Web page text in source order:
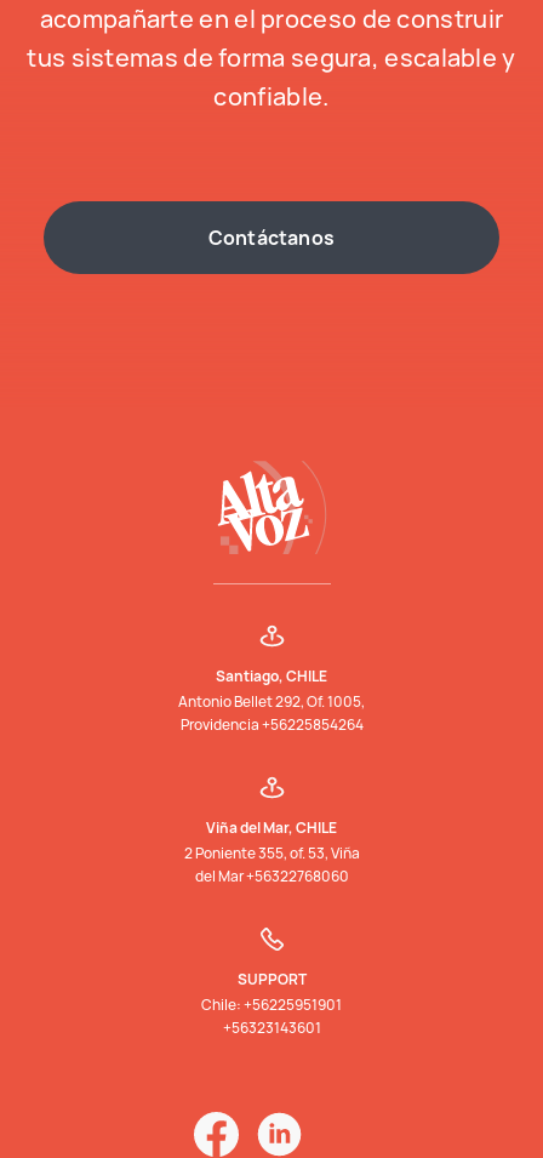
acompañarte en el proceso de construir
tus sistemas de forma segura, escalable y
confiable.
Contáctanos
Santiago, CHILE
Antonio Bellet 292, Of. 1005,
Providencia +56225854264
Viña del Mar, CHILE
2 Poniente 355, of. 53, Viña
del Mar +56322768060
SUPPORT
Chile: +56225951901
+56323143601